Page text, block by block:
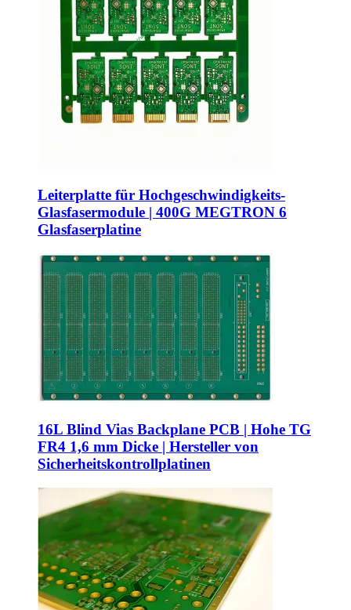
Leiterplatte für Hochgeschwindigkeits-
Glasfasermodule | 400G MEGTRON 6
Glasfaserplatine
16L Blind Vias Backplane PCB | Hohe TG
FR4 1,6 mm Dicke | Hersteller von
Sicherheitskontrollplatinen